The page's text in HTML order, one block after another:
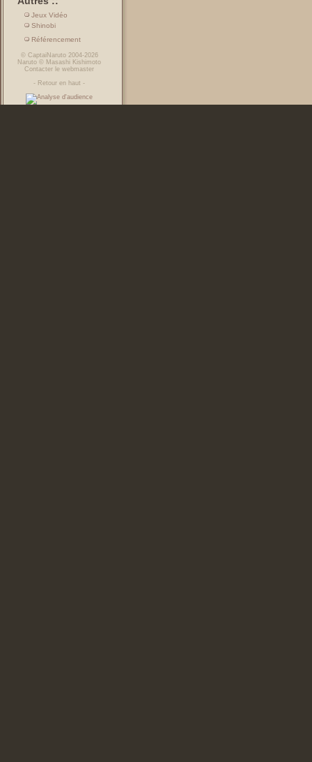
Jeux Vidéo
Shinobi
Référencement
© CaptaiNaruto2004-2026
Naruto © Masashi Kishimoto
Contacter le webmaster
- Retour en haut -